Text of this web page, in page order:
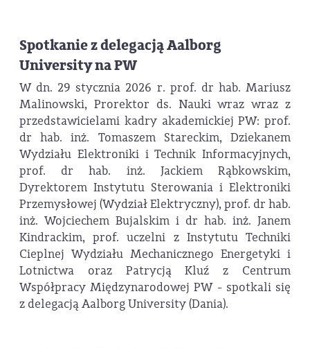
Spotkanie z delegacją Aalborg
University na PW
W dn. 29 stycznia 2026 r. prof. dr hab. Mariusz
Malinowski, Prorektor ds. Nauki wraz wraz z
przedstawicielami kadry akademickiej PW: prof.
dr hab. inż. Tomaszem Stareckim, Dziekanem
Wydziału Elektroniki i Technik Informacyjnych,
prof. dr hab. inż. Jackiem Rąbkowskim,
Dyrektorem Instytutu Sterowania i Elektroniki
Przemysłowej (Wydział Elektryczny), prof. dr hab.
inż. Wojciechem Bujalskim i dr hab. inż. Janem
Kindrackim, prof. uczelni z Instytutu Techniki
Cieplnej Wydziału Mechanicznego Energetyki i
Lotnictwa oraz Patrycją Kluź z Centrum
Współpracy Międzynarodowej PW - spotkali się
z delegacją Aalborg University (Dania).